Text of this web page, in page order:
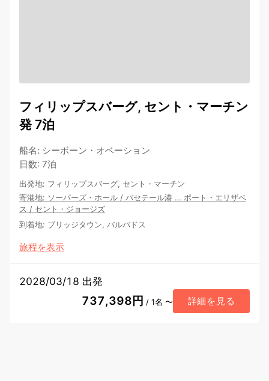
フィリップスバーグ, セント・マーチン
発 7泊
船名: シーボーン・オベーション
日数: 7泊
出発地: フィリップスバーグ, セント・マーチン
寄港地: ソーパーズ・ホール / バセテール港 … ポート・エリザベ
ス / セント・ジョージズ
到着地: ブリッジタウン, バルバドス
旅程を表示
2028/03/18 出発
737,398円 / 1名 〜 詳細を見る